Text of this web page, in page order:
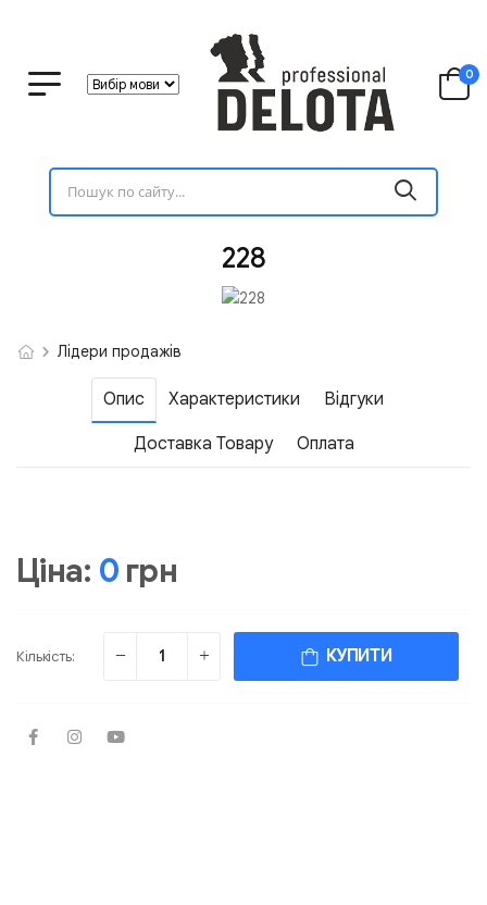
0
228
Лідери продажів
Опис Характеристики Відгуки
Доставка Товару Оплата
Ціна: 0грн
Кількість: КУПИТИ